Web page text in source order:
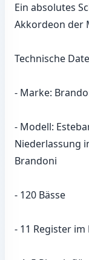
Ein absolutes
Akkordeon der
Technische
- Marke:
- Modell:
Niederlassung
Brandoni
- 120 Bässe
- 11 Register